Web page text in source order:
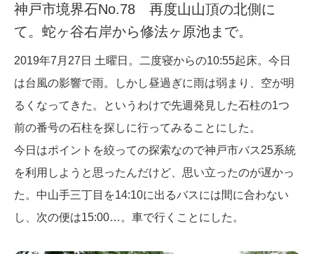
神戸市境界石No.78 再度山山頂の北側に
て。蛇ヶ谷右岸から修法ヶ原池まで。
2019年7月27日 土曜日。二度寝からの10:55起床。今日
は台風の影響で雨。しかし昼過ぎに雨は弱まり、空が明
るくなってきた。というわけで先週発見した石柱の1つ
前の番号の石柱を探しに行ってみることにした。
今日はポイントを絞っての探索なので神戸市バス25系統
を利用しようと思ったんだけど、思い立ったのが遅かっ
た。中山手三丁目を14:10に出るバスには間に合わない
し、次の便は15:00…。車で行くことにした。